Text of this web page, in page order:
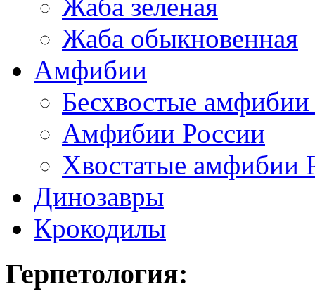
Жаба зеленая
Жаба обыкновенная
Амфибии
Бесхвостые
Амфибии России
Хвостатые амфибии
Динозавры
Крокодилы
Герпетология: